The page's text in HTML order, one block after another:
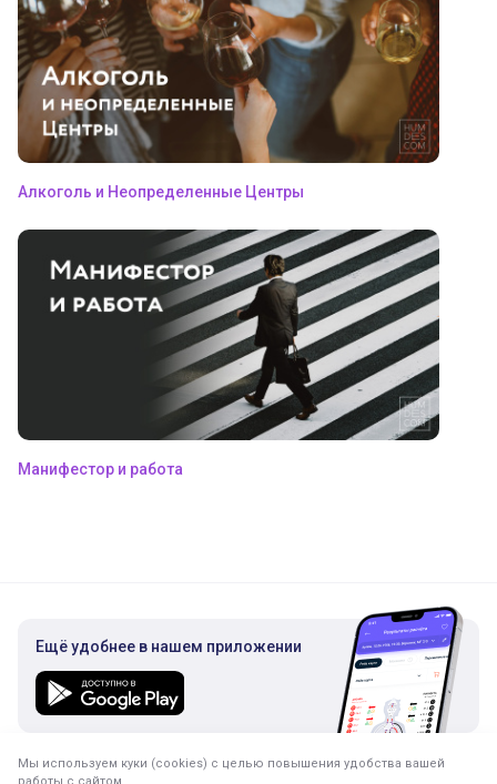
Алкоголь и Неопределенные Центры
Манифестор и работа
Ещё удобнее в нашем приложении
Подписка на рассылку
Мы используем куки (cookies) с целью повышения удобства вашей